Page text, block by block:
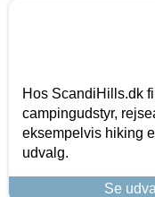
Hos ScandiHills.dk
campingudstyr,
eksempelvis hiking
udvalg.
Se